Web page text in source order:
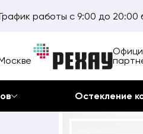
работы с 9:00 до 20:00
Остекление